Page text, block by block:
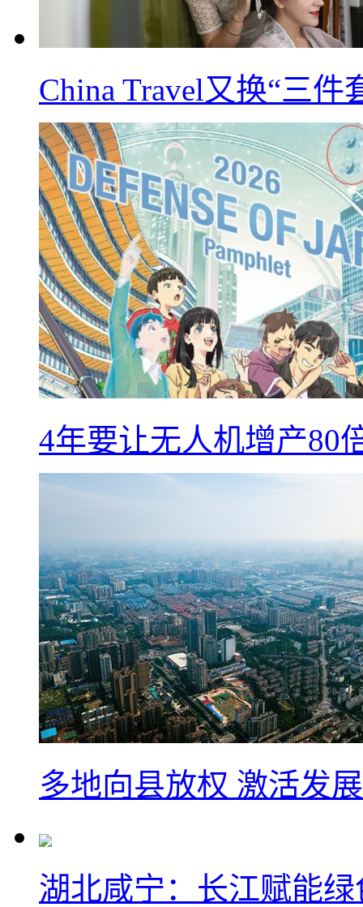
China Travel又换“三
4年要让无人机增产80
多地向县放权 激活发
湖北咸宁：长江赋能